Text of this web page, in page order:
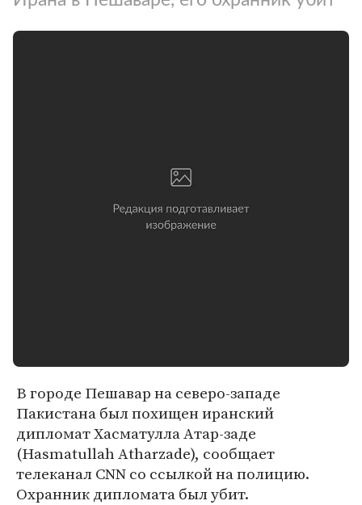
В городе Пешавар на северо-западе
Пакистана был похищен иранский
дипломат Хасматулла Атар-заде
(Hasmatullah Atharzade), сообщает
телеканал CNN со ссылкой на полицию.
Охранник дипломата был убит.